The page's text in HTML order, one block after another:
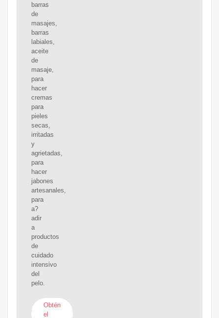
barras
de
masajes,
barras
labiales,
aceite
de
masaje,
para
hacer
cremas
para
pieles
secas,
irritadas
y
agrietadas,
para
hacer
jabones
artesanales,
para
a?
adir
a
productos
de
cuidado
intensivo
del
pelo.
Obtén
el